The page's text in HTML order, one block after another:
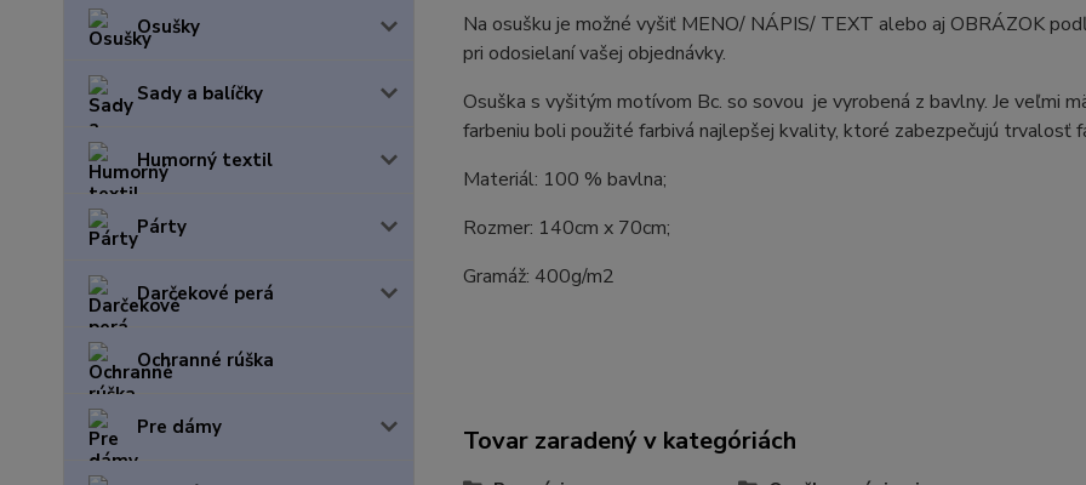
Osušky
Sady a balíčky
Humorný textil
Párty
Darčekové perá
Ochranné rúška
Pre dámy
Na osušku je možné vyšiť MENO/ NÁPIS/ TEXT alebo aj OBRÁZOK
pri odosielaní vašej objednávky.
Osuška s vyšitým motívom Bc. so sovou je vyrobená z bavlny. Je veľmi
farbeniu boli použité farbivá najlepšej kvality, ktoré zabezpečujú trvalosť
Materiál: 100 % bavlna;
Rozmer: 140cm x 70cm;
Gramáž: 400g/m2
Tovar zaradený v kategóriách